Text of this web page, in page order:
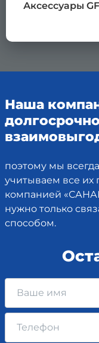
Аксессуары
Наша
поэтому мы
учитываем все их
компанией
нужно только
способом.